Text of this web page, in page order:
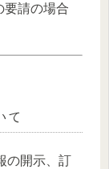
要請の場合
て
の開示、訂